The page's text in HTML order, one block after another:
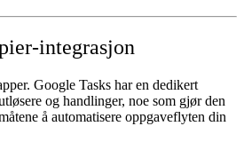
integrasjon
Google Tasks har en dedikert
og handlinger, noe som gjør den
å automatisere oppgaveflyten din